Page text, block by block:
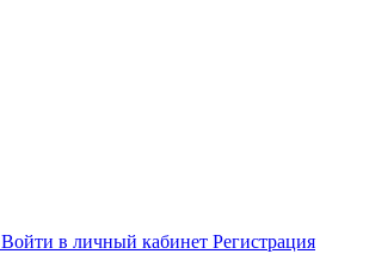
Войти в личный кабинет Регистрация